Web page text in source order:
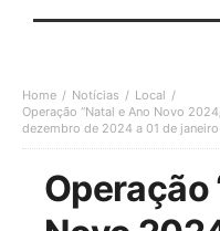
Home Notícias
Local
Operação “Natal e Ano Novo
dezembro de 2024 a 01 de
Operação